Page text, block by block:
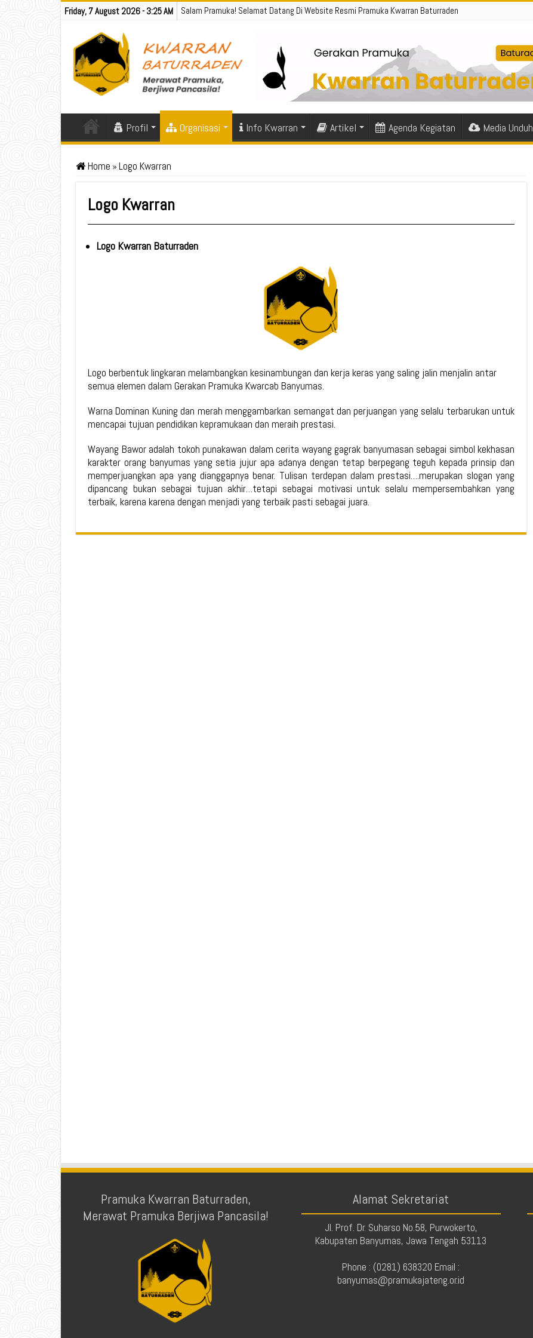
Friday, 7 August 2026 - 3:25 AM Salam Pramuka! Selamat Datang Di Website Resmi Pramuka Kwarran Baturraden
Profil Organisasi Info Kwarran Artikel Agenda Kegiatan Media Unduh
Home »Logo Kwarran
Logo Kwarran
Logo Kwarran Baturraden
Logo berbentuk lingkaran melambangkan kesinambungan dan kerja keras yang saling jalin menjalin antar
semua elemen dalam Gerakan Pramuka Kwarcab Banyumas.
Warna Dominan Kuning dan merah menggambarkan semangat dan perjuangan yang selalu terbarukan untuk
mencapai tujuan pendidikan kepramukaan dan meraih prestasi.
Wayang Bawor adalah tokoh punakawan dalam cerita wayang gagrak banyumasan sebagai simbol kekhasan
karakter orang banyumas yang setia jujur apa adanya dengan tetap berpegang teguh kepada prinsip dan
memperjuangkan apa yang dianggapnya benar. Tulisan terdepan dalam prestasi….merupakan slogan yang
dipancang bukan sebagai tujuan akhir…tetapi sebagai motivasi untuk selalu mempersembahkan yang
terbaik, karena karena dengan menjadi yang terbaik pasti sebagai juara.
Pramuka Kwarran Baturraden,
Merawat Pramuka Berjiwa Pancasila!
Alamat Sekretariat
Jl. Prof. Dr. Suharso No.58, Purwokerto,
Kabupaten Banyumas, Jawa Tengah 53113
Phone : (0281) 638320 Email :
banyumas@pramukajateng.or.id